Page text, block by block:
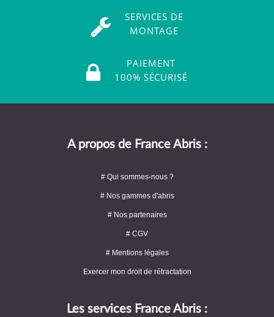
SERVICES DE
MONTAGE
PAIEMENT
100% SÉCURISÉ
A propos de France Abris :
# Qui sommes-nous ?
# Nos gammes d'abris
# Nos partenaires
# CGV
# Mentions légales
Exercer mon droit de rétractation
Les services France Abris :